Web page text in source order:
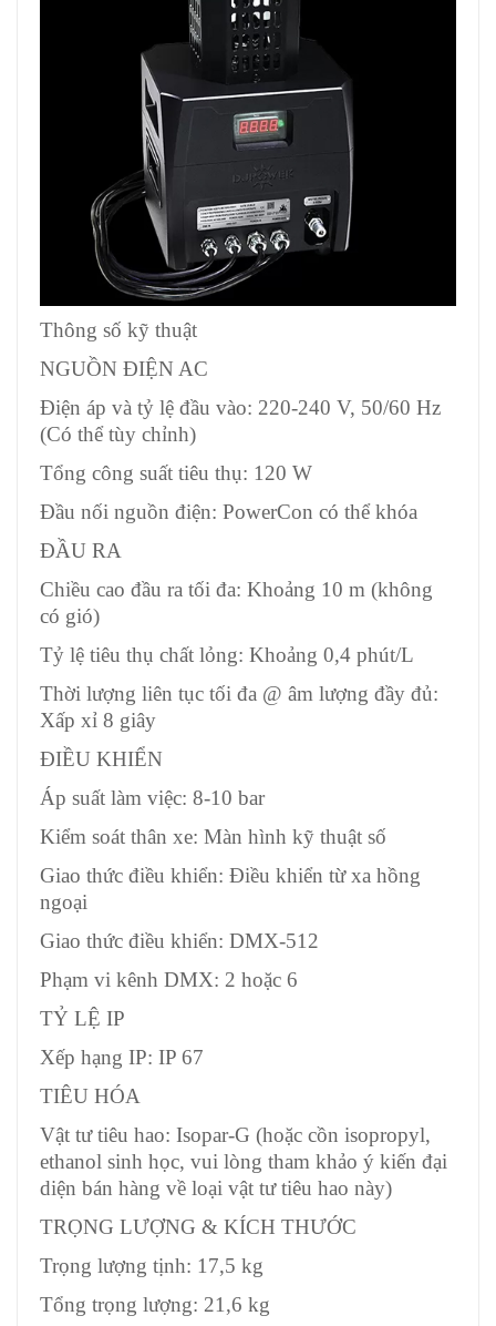
Thông số kỹ thuật
NGUỒN ĐIỆN AC
Điện áp và tỷ lệ đầu vào: 220-240 V, 50/60 Hz
(Có thể tùy chỉnh)
Tổng công suất tiêu thụ: 120 W
Đầu nối nguồn điện: PowerCon có thể khóa
ĐẦU RA
Chiều cao đầu ra tối đa: Khoảng 10 m (không
có gió)
Tỷ lệ tiêu thụ chất lỏng: Khoảng 0,4 phút/L
Thời lượng liên tục tối đa @ âm lượng đầy đủ:
Xấp xỉ 8 giây
ĐIỀU KHIỂN
Áp suất làm việc: 8-10 bar
Kiểm soát thân xe: Màn hình kỹ thuật số
Giao thức điều khiển: Điều khiển từ xa hồng
ngoại
Giao thức điều khiển: DMX-512
Phạm vi kênh DMX: 2 hoặc 6
TỶ LỆ IP
Xếp hạng IP: IP 67
TIÊU HÓA
Vật tư tiêu hao: Isopar-G (hoặc cồn isopropyl,
ethanol sinh học, vui lòng tham khảo ý kiến ​​đại
diện bán hàng về loại vật tư tiêu hao này)
TRỌNG LƯỢNG & KÍCH THƯỚC
Trọng lượng tịnh: 17,5 kg
Tổng trọng lượng: 21,6 kg